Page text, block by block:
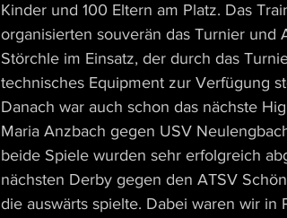
Kinder und 100 Eltern am Platz. Das
organisierten souverän das Turnier und
Störchle im Einsatz, der durch das
technisches Equipment zur Verfügung
Danach war auch schon das nächste
Maria Anzbach gegen USV
beide Spiele wurden sehr erfolgreich
nächsten Derby gegen den ATSV
die auswärts spielte. Dabei waren wir in